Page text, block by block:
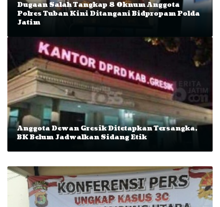
Dugaan Salah Tangkap 8 Oknum Anggota
Polres Tuban Kini Ditangani Bidpropam Polda
Jatim
Anggota Dewan Gresik Ditetapkan Tersangka,
BK Belum Jadwalkan Sidang Etik